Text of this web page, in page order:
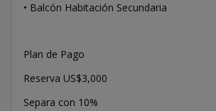
• Balcón Habitación Secundaria
Plan de Pago
Reserva US$3,000
Separa con 10%